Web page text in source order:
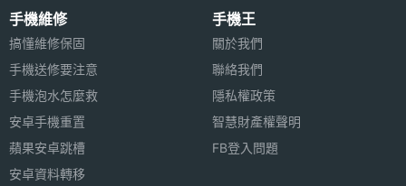
手機維修
搞懂維修保固
手機送修要注意
手機泡水怎麼救
安卓手機重置
蘋果安卓跳槽
安卓資料轉移
手機王
關於我們
聯絡我們
隱私權政策
智慧財產權聲明
FB登入問題